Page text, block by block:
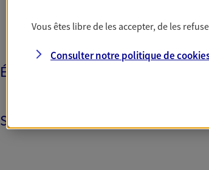
ÉPARGNE ET RETRAITE
SANTÉ ET PRÉVOYANCE
Vous êtes libre de les accepter, de les
Consulter notre politique de